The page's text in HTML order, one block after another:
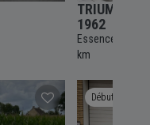
TRIUMPH
1962
Essence
km
Débute le